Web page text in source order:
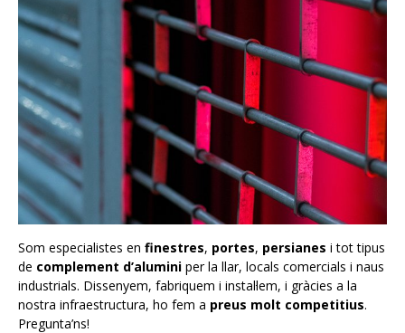
Som especialistes en finestres, portes, persianes i tot tipus
de complement d’alumini per la llar, locals comercials i naus
industrials. Dissenyem, fabriquem i instal·lem, i gràcies a la
nostra infraestructura, ho fem a preus molt competitius.
Pregunta’ns!